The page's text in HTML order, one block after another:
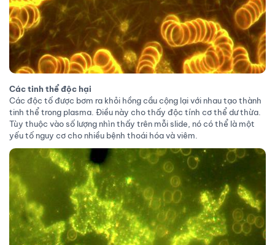
Các tinh thể độc hại
Các độc tố được bơm ra khỏi hồng cầu cộng lại với nhau tạo thành
tinh thể trong plasma. Điều này cho thấy độc tính cơ thể dư thừa.
Tùy thuộc vào số lượng nhìn thấy trên mỗi slide, nó có thể là một
yếu tố nguy cơ cho nhiều bệnh thoái hóa và viêm.